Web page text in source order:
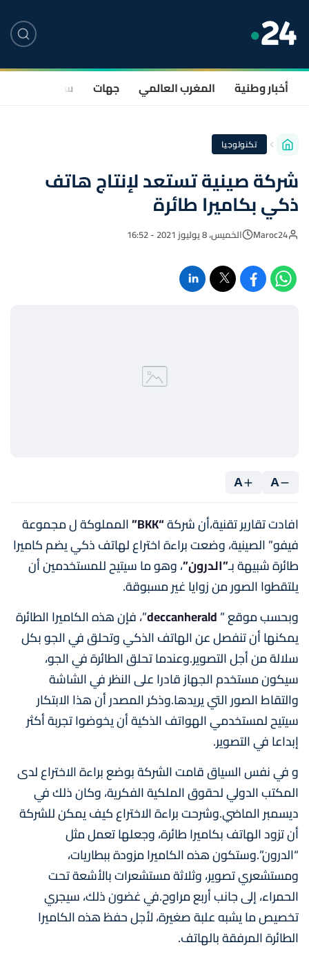
أخبار وطنية المغرب العالمي جهات سياسة
تكنولوجيا
شركة صينية تستعد لإنتاج هاتف
ذكي بكاميرا طائرة
Maroc24 الخميس، 8 يوليوز 2021 - 16:52
A
A
افادت تقارير تقنية،أن شركة“BKK”
المملوكة ل مجموعة
فيفو” الصينية، وضعت براءة اختراع لهاتف ذكي يضم كاميرا
طائرة شبيهة بـ”الدرون”، وهو ما سيتيح للمستخدمين أن
يلتقطوا الصور من زوايا غير مسبوقة.
وبحسب موقع ”deccanherald”، فإن هذه الكاميرا الطائرة
يمكنها أن تنفصل عن الهاتف الذكي وتحلق في الجو بكل
سلالة من أجل التصوير.وعندما تحلق الطائرة في الجو،
سيكون مستخدم الجهاز قادرا على النظر في الشاشة
والتقاط الصور التي يريدها.وذكر المصدر أن هذا الابتكار
سيتيح لمستخدمي الهواتف الذكية أن يخوضوا تجربة أكثر
إبداعا في التصوير.
و في نفس السياق قامت الشركة بوضع براءة الاختراع لدى
المكتب الدولي لحقوق الملكية الفكرية، وكان ذلك في
ديسمبر الماضي.وشرحت براءة الاختراع كيف يمكن للشركة
أن تزود الهاتف بكاميرا طائرة، وجعلها تعمل مثل
“الدرون”.وستكون هذه الكاميرا مزودة ببطاريات،
ومستشعري تصوير، وثلاثة مستشعرات بالأشعة تحت
الحمراء، إلى جانب أربع مراوح.في غضون ذلك، سيجري
تخصيص ما يشبه علبة صغيرة، لأجل حفظ هذه الكاميرا
الطائرة المرفقة بالهاتف.